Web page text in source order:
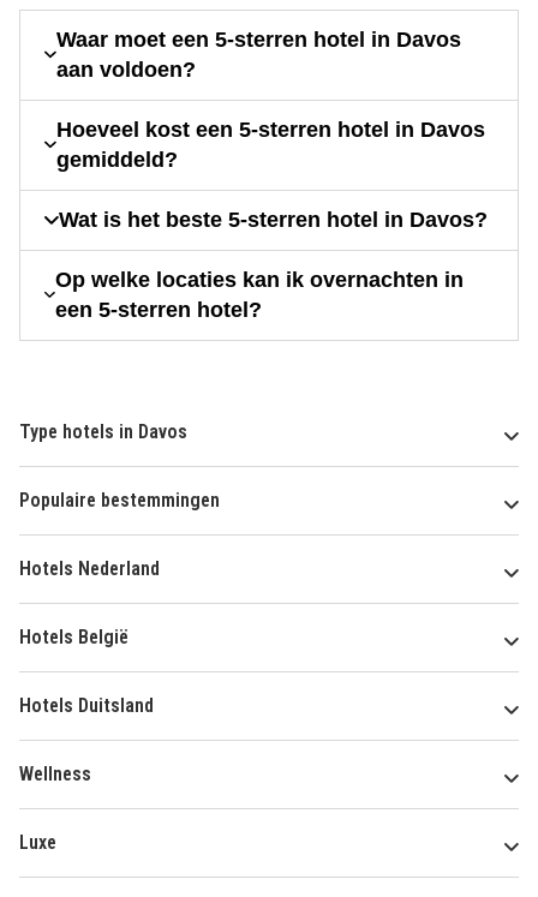
Waar moet een 5-sterren hotel in Davos
aan voldoen?
Hoeveel kost een 5-sterren hotel in Davos
gemiddeld?
Wat is het beste 5-sterren hotel in Davos?
Op welke locaties kan ik overnachten in
een 5-sterren hotel?
Type hotels in Davos
Populaire bestemmingen
Hotels Nederland
Hotels België
Hotels Duitsland
Wellness
Luxe